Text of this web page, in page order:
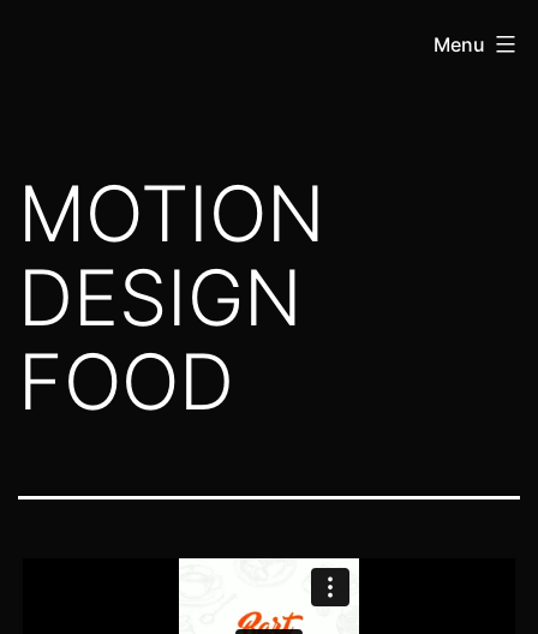
Menu
MOTION
DESIGN
FOOD